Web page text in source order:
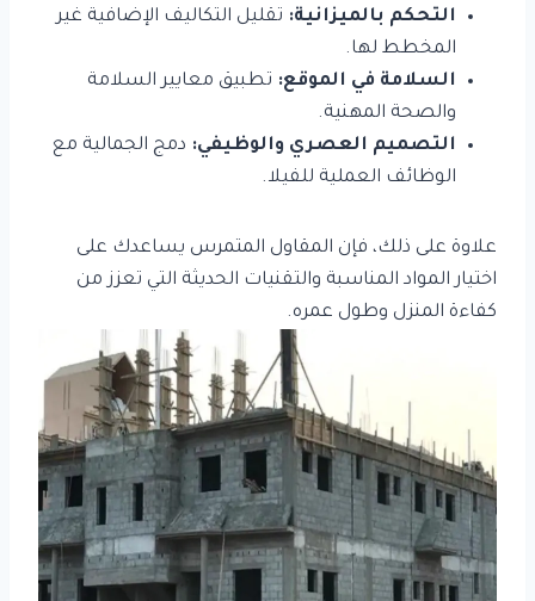
التحكم بالميزانية: تقليل التكاليف الإضافية غير
المخطط لها.
السلامة في الموقع: تطبيق معايير السلامة
والصحة المهنية.
التصميم العصري والوظيفي: دمج الجمالية مع
الوظائف العملية للفيلا.
علاوة على ذلك، فإن المقاول المتمرس يساعدك على
اختيار المواد المناسبة والتقنيات الحديثة التي تعزز من
كفاءة المنزل وطول عمره.